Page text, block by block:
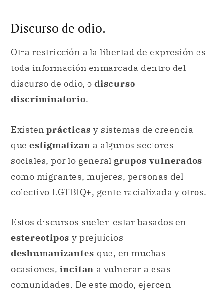
Discurso de odio.
Otra restricción a la libertad de expresión es
toda información enmarcada dentro del
discurso de odio, o discurso
discriminatorio.
Existen prácticas y sistemas de creencia
que estigmatizan a algunos sectores
sociales, por lo general grupos vulnerados
como migrantes, mujeres, personas del
colectivo LGTBIQ+, gente racializada y otros.
Estos discursos suelen estar basados en
estereotipos y prejuicios
deshumanizantes que, en muchas
ocasiones, incitan a vulnerar a esas
comunidades. De este modo, ejercen